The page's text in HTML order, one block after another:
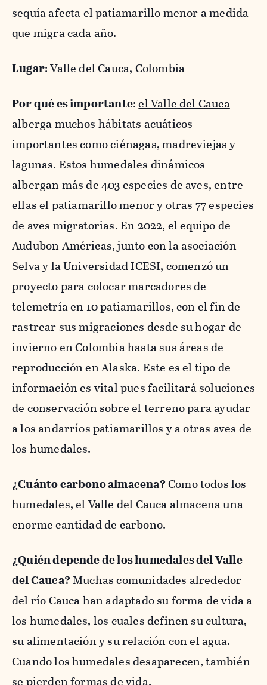
sequía afecta el patiamarillo menor a medida
que migra cada año.
Lugar: Valle del Cauca, Colombia
Por qué es importante:el Valle del Cauca
alberga muchos hábitats acuáticos
importantes como ciénagas, madreviejas y
lagunas. Estos humedales dinámicos
albergan más de 403 especies de aves, entre
ellas el patiamarillo menor y otras 77 especies
de aves migratorias. En 2022, el equipo de
Audubon Américas, junto con la asociación
Selva y la Universidad ICESI, comenzó un
proyecto para colocar marcadores de
telemetría en 10 patiamarillos, con el fin de
rastrear sus migraciones desde su hogar de
invierno en Colombia hasta sus áreas de
reproducción en Alaska. Este es el tipo de
información es vital pues facilitará soluciones
de conservación sobre el terreno para ayudar
a los andarríos patiamarillos y a otras aves de
los humedales.
¿Cuánto carbono almacena?Como todos los
humedales, el Valle del Cauca almacena una
enorme cantidad de carbono.
¿Quién depende de los humedales del Valle
del Cauca? Muchas comunidades alrededor
del río Cauca han adaptado su forma de vida a
los humedales, los cuales definen su cultura,
su alimentación y su relación con el agua.
Cuando los humedales desaparecen, también